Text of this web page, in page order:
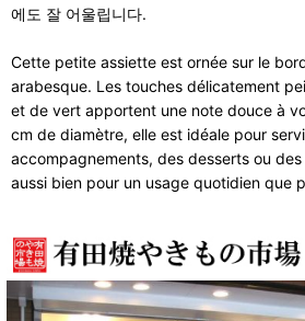
에도 잘 어울립니다.
Cette petite assiette est ornée sur le
arabesque. Les touches délicatement
et de vert apportent une note douce à
cm de diamètre, elle est idéale pour
accompagnements, des desserts ou
aussi bien pour un usage quotidien que